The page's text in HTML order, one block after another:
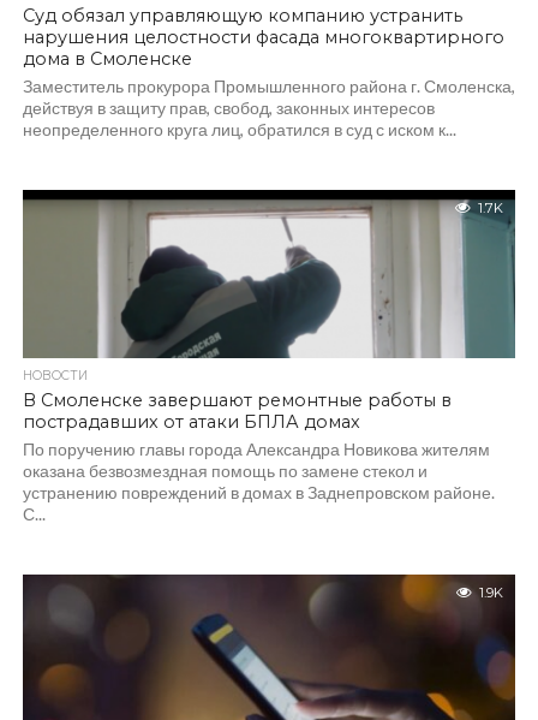
Суд обязал управляющую компанию устранить
нарушения целостности фасада многоквартирного
дома в Смоленске
Заместитель прокурора Промышленного района г. Смоленска,
действуя в защиту прав, свобод, законных интересов
неопределенного круга лиц, обратился в суд с иском к...
1.7K
НОВОСТИ
В Смоленске завершают ремонтные работы в
пострадавших от атаки БПЛА домах
По поручению главы города Александра Новикова жителям
оказана безвозмездная помощь по замене стекол и
устранению повреждений в домах в Заднепровском районе.
С...
1.9K